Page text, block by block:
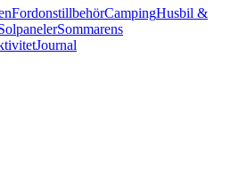
FordonstillbehörCampingHusbil &
Sommarens
Journal